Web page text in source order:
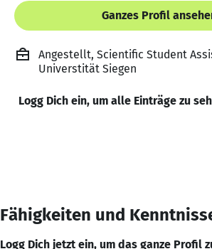
Ganzes Profil
Angestellt, Scientific Student
Universtität Siegen
Logg Dich ein, um alle Einträge zu
Fähigkeiten und
Logg Dich jetzt ein, um das ganze Profil